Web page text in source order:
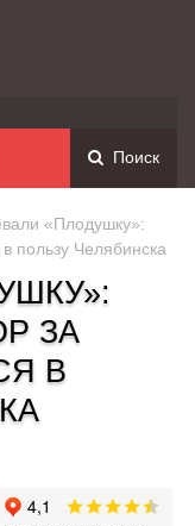
Поиск
«Плодушку»:
пользу Челябинска
ЗА
В